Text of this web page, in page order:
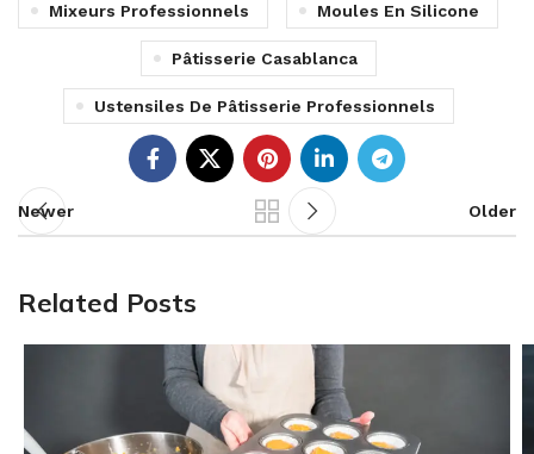
Mixeurs Professionnels Moules En Silicone
Pâtisserie Casablanca
Ustensiles De Pâtisserie Professionnels
Newer Older
Related Posts